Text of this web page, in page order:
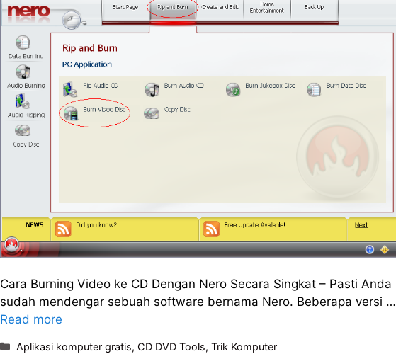
Cara Burning Video ke CD Dengan Nero Secara Singkat – Pasti Anda
sudah mendengar sebuah software bernama Nero. Beberapa versi …
Read more
Categories
Aplikasi komputer gratis, CD DVD Tools, Trik Komputer